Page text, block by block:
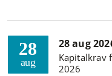
28
aug
28 aug
Kapitalkrav
2026